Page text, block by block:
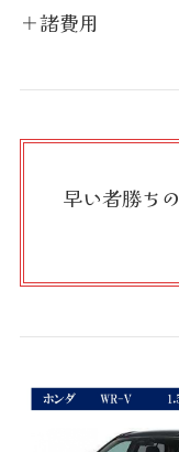
＋諸費用
早い者勝ちの